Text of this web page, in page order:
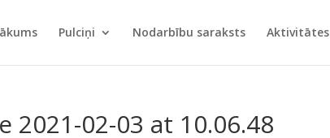
Pulciņi Nodarbību saraksts Aktivitātes
2021-02-03 at 10.06.48